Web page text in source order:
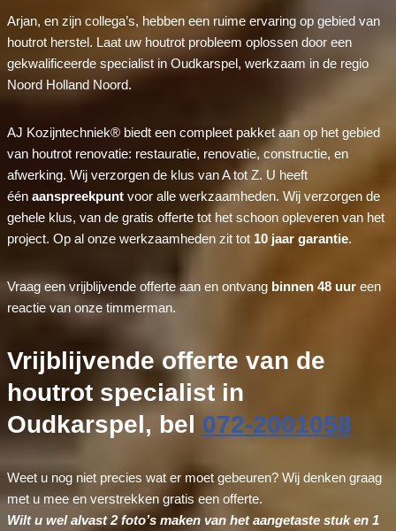
Arjan, en zijn collega’s, hebben een ruime ervaring op gebied van
houtrot herstel. Laat uw houtrot probleem oplossen door een
gekwalificeerde specialist in Oudkarspel, werkzaam in de regio
Noord Holland Noord.
AJ Kozijntechniek® biedt een compleet pakket aan op het gebied
van houtrot renovatie: restauratie, renovatie, constructie, en
afwerking. Wij verzorgen de klus van A tot Z. U heeft
één aanspreekpuntvoor alle werkzaamheden. Wij verzorgen de
gehele klus, van de gratis offerte tot het schoon opleveren van het
project. Op al onze werkzaamheden zit tot 10 jaar garantie.
Vraag een vrijblijvende offerte aan en ontvang binnen 48 uureen
reactie van onze timmerman.
Vrijblijvende offerte van de
houtrot specialist in
Oudkarspel, bel 072-2001058
Weet u nog niet precies wat er moet gebeuren? Wij denken graag
met u mee en verstrekken gratis een offerte.
Wilt u wel alvast 2 foto’s maken van het aangetaste stuk en 1